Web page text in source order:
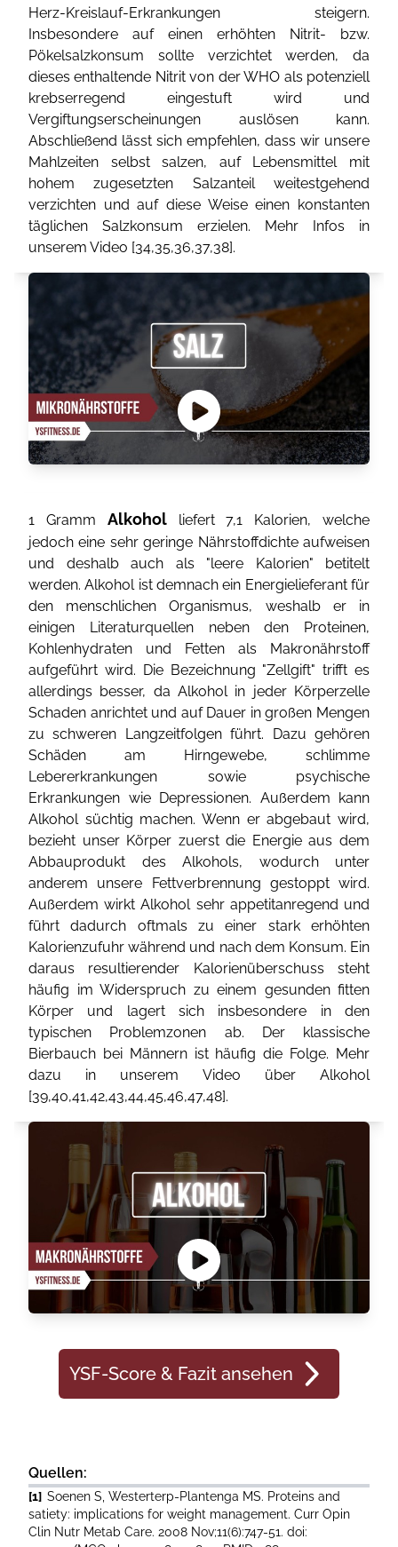
Herz-Kreislauf-Erkrankungen steigern.
Insbesondere auf einen erhöhten Nitrit- bzw.
Pökelsalzkonsum sollte verzichtet werden, da
dieses enthaltende Nitrit von der WHO als potenziell
krebserregend eingestuft wird und
Vergiftungserscheinungen auslösen kann.
Abschließend lässt sich empfehlen, dass wir unsere
Mahlzeiten selbst salzen, auf Lebensmittel mit
hohem zugesetzten Salzanteil weitestgehend
verzichten und auf diese Weise einen konstanten
täglichen Salzkonsum erzielen. Mehr Infos in
unserem Video [34,35,36,37,38].
1 Gramm Alkoholliefert 7,1 Kalorien, welche
jedoch eine sehr geringe Nährstoffdichte aufweisen
und deshalb auch als "leere Kalorien" betitelt
werden. Alkohol ist demnach ein Energielieferant für
den menschlichen Organismus, weshalb er in
einigen Literaturquellen neben den Proteinen,
Kohlenhydraten und Fetten als Makronährstoff
aufgeführt wird. Die Bezeichnung "Zellgift" trifft es
allerdings besser, da Alkohol in jeder Körperzelle
Schaden anrichtet und auf Dauer in großen Mengen
zu schweren Langzeitfolgen führt. Dazu gehören
Schäden am Hirngewebe, schlimme
Lebererkrankungen sowie psychische
Erkrankungen wie Depressionen. Außerdem kann
Alkohol süchtig machen. Wenn er abgebaut wird,
bezieht unser Körper zuerst die Energie aus dem
Abbauprodukt des Alkohols, wodurch unter
anderem unsere Fettverbrennung gestoppt wird.
Außerdem wirkt Alkohol sehr appetitanregend und
führt dadurch oftmals zu einer stark erhöhten
Kalorienzufuhr während und nach dem Konsum. Ein
daraus resultierender Kalorienüberschuss steht
häufig im Widerspruch zu einem gesunden fitten
Körper und lagert sich insbesondere in den
typischen Problemzonen ab. Der klassische
Bierbauch bei Männern ist häufig die Folge. Mehr
dazu in unserem Video über Alkohol
[39,40,41,42,43,44,45,46,47,48].
YSF-Score & Fazit ansehen
Quellen:
[1] Soenen S, Westerterp-Plantenga MS. Proteins and
satiety: implications for weight management. Curr Opin
Clin Nutr Metab Care. 2008 Nov;11(6):747-51. doi: